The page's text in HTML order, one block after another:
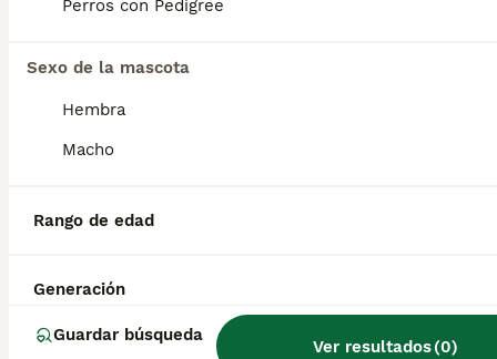
Perros con Pedigree
Sexo de la mascota
Hembra
Macho
Rango de edad
Generación
Guardar búsqueda
Ver resultados(0)
¿Por qué no adquirir un
Pembroke Welsh Corgi?
Pembroke?